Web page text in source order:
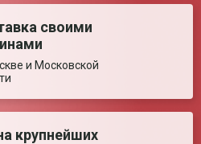
своими
и Московской
крупнейших